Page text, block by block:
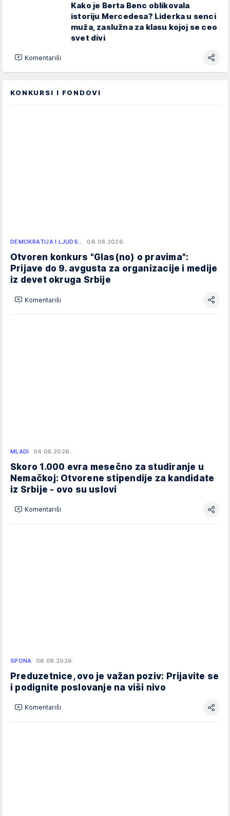
Kako je Berta Benc oblikovala
istoriju Mercedesa? Liderka u senci
muža, zaslužna za klasu kojoj se ceo
svet divi
Komentariši
KONKURSI I FONDOVI
DEMOKRATIJA I LJUDS… 06.08.2026.
Otvoren konkurs "Glas(no) o pravima":
Prijave do 9. avgusta za organizacije i medije
iz devet okruga Srbije
Komentariši
MLADI 04.08.2026.
Skoro 1.000 evra mesečno za studiranje u
Nemačkoj: Otvorene stipendije za kandidate
iz Srbije - ovo su uslovi
Komentariši
SPONA 06.08.2026.
Preduzetnice, ovo je važan poziv: Prijavite se
i podignite poslovanje na viši nivo
Komentariši